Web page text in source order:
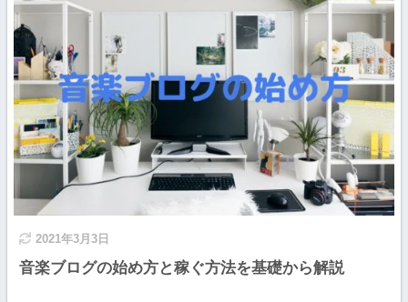
2021年3月3日
音楽ブログの始め方と稼ぐ方法を基礎から解説